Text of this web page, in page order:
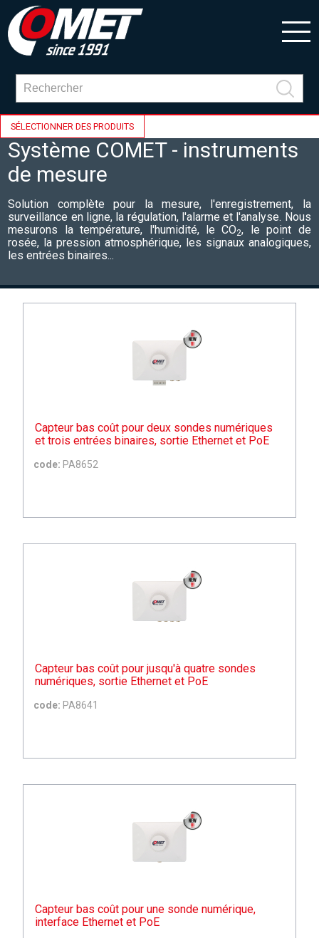
SÉLECTIONNER DES PRODUITS
Système COMET - instruments
de mesure
Solution complète pour la mesure, l'enregistrement, la
surveillance en ligne, la régulation, l'alarme et l'analyse. Nous
mesurons la température, l'humidité, le CO2, le point de
rosée, la pression atmosphérique, les signaux analogiques,
les entrées binaires...
Capteur bas coût pour deux sondes numériques
et trois entrées binaires, sortie Ethernet et PoE
code: PA8652
Capteur bas coût pour jusqu'à quatre sondes
numériques, sortie Ethernet et PoE
code: PA8641
Capteur bas coût pour une sonde numérique,
interface Ethernet et PoE